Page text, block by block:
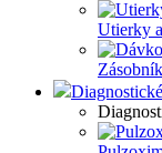
Utierky